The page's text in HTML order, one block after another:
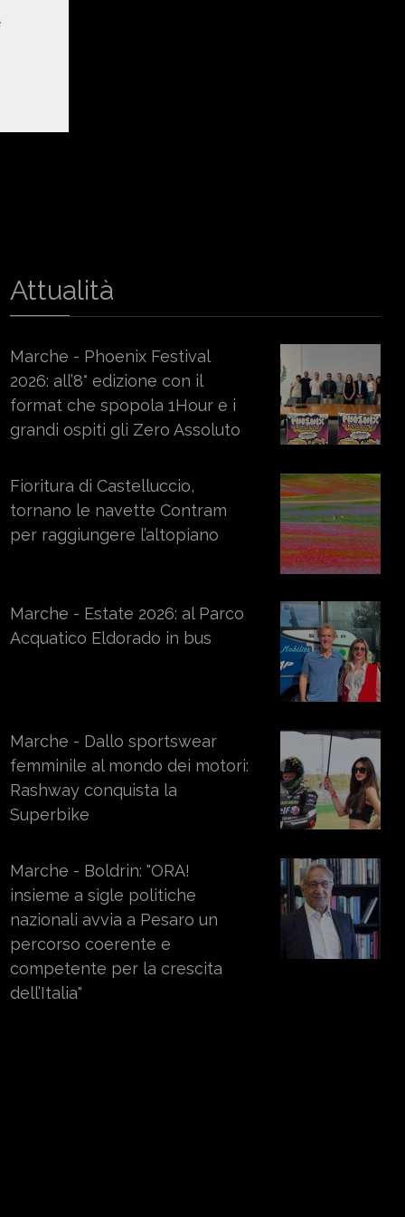
Attualità
Marche - Phoenix Festival
2026: all’8° edizione con il
format che spopola 1Hour e i
grandi ospiti gli Zero Assoluto
Fioritura di Castelluccio,
tornano le navette Contram
per raggiungere l’altopiano
Marche - Estate 2026: al Parco
Acquatico Eldorado in bus
Marche - Dallo sportswear
femminile al mondo dei motori:
Rashway conquista la
Superbike
Marche - Boldrin: "ORA!
insieme a sigle politiche
nazionali avvia a Pesaro un
percorso coerente e
competente per la crescita
dell’Italia"